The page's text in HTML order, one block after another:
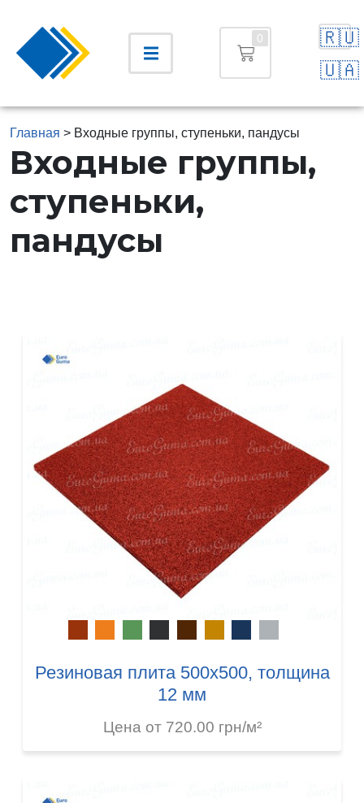
0
🇷🇺
🇺🇦
Главная > Входные группы, ступеньки, пандусы
Входные группы,
ступеньки,
пандусы
Резиновая плита 500х500, толщина
12 мм
Цена от 720.00 грн/м²